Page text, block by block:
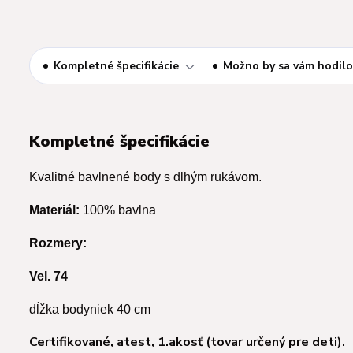
Kompletné špecifikácie Možno by sa vám hodilo
Kompletné špecifikácie
Kvalitné bavlnené body s dlhým rukávom.
Materiál: 100% bavlna
Rozmery:
Vel. 74
dĺžka bodyniek 40 cm
Certifikované, atest, 1.akosť (tovar určený pre deti).